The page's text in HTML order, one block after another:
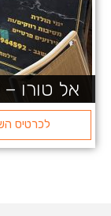
אל טורו
לכרטיס